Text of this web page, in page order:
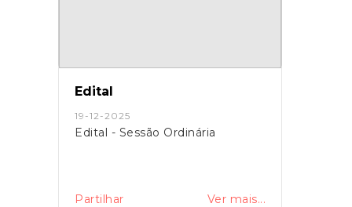
Edital
19-12-2025
Edital - Sessão Ordinária
Partilhar Ver mais...